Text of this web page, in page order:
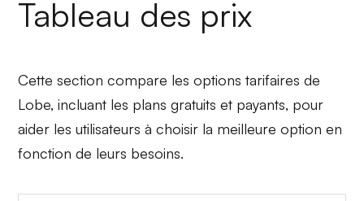
Tableau des prix
Cette section compare les options tarifaires de
Lobe, incluant les plans gratuits et payants, pour
aider les utilisateurs à choisir la meilleure option en
fonction de leurs besoins.